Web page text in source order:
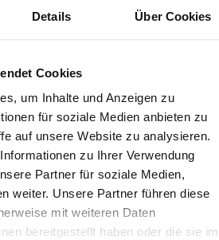
Details Über Cookies
Cookies
um Inhalte und Anzeigen zu
für soziale Medien anbieten zu
auf unsere Website zu analysieren.
zu Ihrer Verwendung
Partner für soziale Medien,
weiter. Unsere Partner führen diese
mit weiteren Daten
bereitgestellt haben oder die sie im
Strombezug automatisch
ist die beste
ist die
Luft-
in nahezu allen Fällen die
mehrere Gründe: